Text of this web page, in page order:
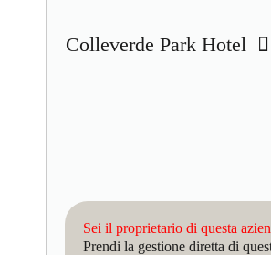
Colleverde Park Hotel
Sei il proprietario di questa
Prendi la gestione diretta di